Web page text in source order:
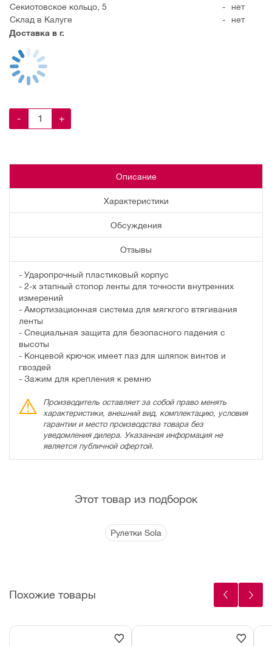
Секиотовское кольцо, 5
-
нет
Склад в Калуге
-
нет
Доставка в г.
- +
Описание
Характеристики
Обсуждения
Отзывы
- Ударопрочный пластиковый корпус
- 2-х этапный стопор ленты для точности внутренних
измерений
- Амортизационная система для мягкгого втягивания
ленты
- Специальная защита для безопасного падения с
высоты
- Концевой крючок имеет паз для шляпок винтов и
гвоздей
- Зажим для крепления к ремню
Производитель оставляет за собой право менять
характеристики, внешний вид, комплектацию, условия
гарантии и место производства товара без
уведомления дилера. Указанная информация не
является публичной офертой.
Этот товар из подборок
Рулетки Sola
Похожие товары